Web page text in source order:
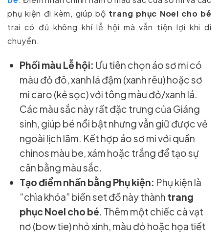
phụ kiện đi kèm, giúp bộ trang phục Noel cho bé
trai có đủ không khí lễ hội mà vẫn tiện lợi khi di
chuyển.
Phối màu Lễ hội: Ưu tiên chọn áo sơ mi có
màu đỏ đô, xanh lá đậm (xanh rêu) hoặc sơ
mi caro (kẻ sọc) với tông màu đỏ/xanh lá.
Các màu sắc này rất đặc trưng của Giáng
sinh, giúp bé nổi bật nhưng vẫn giữ được vẻ
ngoài lịch lãm. Kết hợp áo sơ mi với quần
chinos màu be, xám hoặc trắng để tạo sự
cân bằng màu sắc.
Tạo điểm nhấn bằng Phụ kiện: Phụ kiện là
“chìa khóa” biến set đồ này thành trang
phục Noel cho bé. Thêm một chiếc cà vạt
nơ (bow tie) nhỏ xinh, màu đỏ hoặc họa tiết